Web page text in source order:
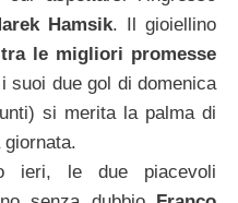
Hamsik. Il gioiellino
tra le migliori promesse
suoi due gol di domenica
si merita la palma di
ieri, le due piacevoli